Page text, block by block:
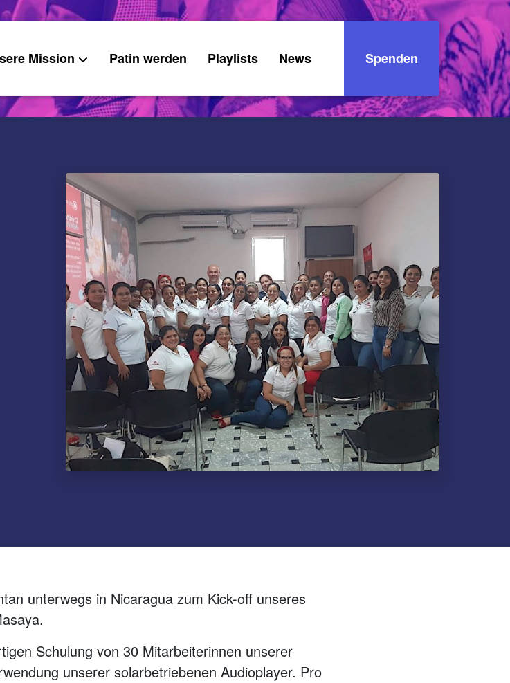
Mission Patin werden Playlists News Spenden
unterwegs in Nicaragua zum Kick-off unseres
Schulung von 30 Mitarbeiterinnen unserer
unserer solarbetriebenen Audioplayer. Pro